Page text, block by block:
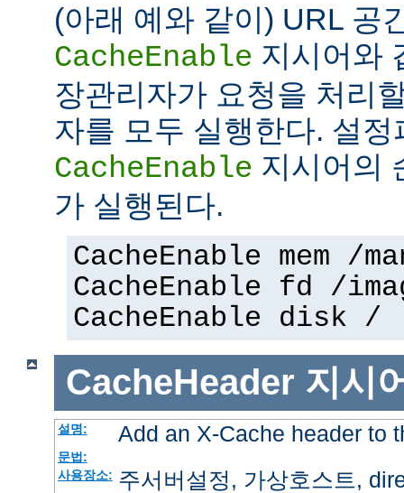
(아래 예와 같이) URL 공
CacheEnable 지시어와
장관리자가 요청을 처리
자를 모두 실행한다. 설정
CacheEnable 지시어의
가 실행된다.
CacheEnable mem /
CacheEnable fd /
CacheEnable disk /
CacheHeader 지시
설명: Add an X-Cache header to
문법:
사용장소: 주서버설정, 가상호스트,